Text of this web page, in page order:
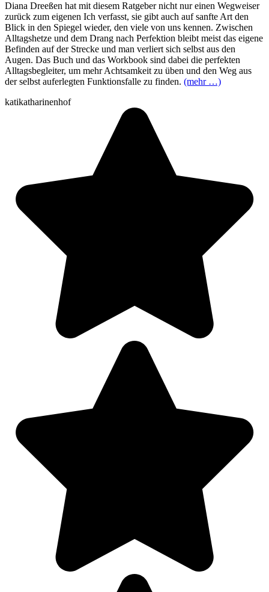
Diana Dreeßen hat mit diesem Ratgeber nicht nur einen Wegweiser
zurück zum eigenen Ich verfasst, sie gibt auch auf sanfte Art den
Blick in den Spiegel wieder, den viele von uns kennen. Zwischen
Alltagshetze und dem Drang nach Perfektion bleibt meist das eigene
Befinden auf der Strecke und man verliert sich selbst aus den
Augen. Das Buch und das Workbook sind dabei die perfekten
Alltagsbegleiter, um mehr Achtsamkeit zu üben und den Weg aus
der selbst auferlegten Funktionsfalle zu finden. (mehr …)
katikatharinenhof